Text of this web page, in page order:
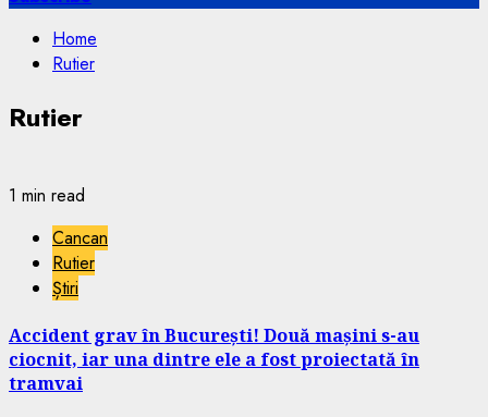
Home
Rutier
Rutier
1 min read
Cancan
Rutier
Știri
Accident grav în București! Două mașini s-au
ciocnit, iar una dintre ele a fost proiectată în
tramvai